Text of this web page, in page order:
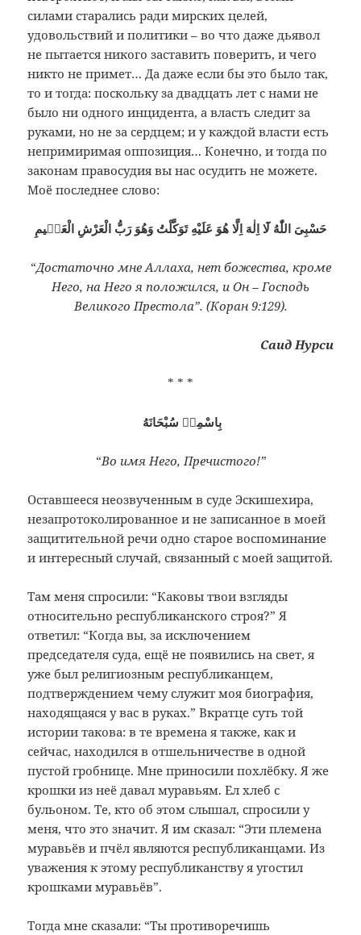
силами старались ради мирских целей,
удовольствий и политики – во что даже дьявол
не пытается никого заставить поверить, и чего
никто не примет… Да даже если бы это было так,
то и тогда: поскольку за двадцать лет с нами не
было ни одного инцидента, а власть следит за
руками, но не за сердцем; и у каждой власти есть
непримиримая оппозиция… Конечно, и тогда по
законам правосудия вы нас осудить не можете.
Моё последнее слово:
“Достаточно мне Аллаха, нет божества, кроме
Него, на Него я положился, и Он – Господь
Великого Престола”. (Коран 9:129).
Саид Нурси
* * *
بِاسْمِهٖ سُبْحَانَهُ
“Во имя Него, Пречистого!”
Оставшееся неозвученным в суде Эскишехира,
незапротоколированное и не записанное в моей
защитительной речи одно старое воспоминание
и интересный случай, связанный с моей защитой.
Там меня спросили: “Каковы твои взгляды
относительно республиканского строя?” Я
ответил: “Когда вы, за исключением
председателя суда, ещё не появились на свет, я
уже был религиозным республиканцем,
подтверждением чему служит моя биография,
находящаяся у вас в руках.” Вкратце суть той
истории такова: в те времена я также, как и
сейчас, находился в отшельничестве в одной
пустой гробнице. Мне приносили похлёбку. Я же
крошки из неё давал муравьям. Ел хлеб с
бульоном. Те, кто об этом слышал, спросили у
меня, что это значит. Я им сказал: “Эти племена
муравьёв и пчёл являются республиканцами. Из
уважения к этому республиканству я угостил
крошками муравьёв”.
Тогда мне сказали: “Ты противоречишь